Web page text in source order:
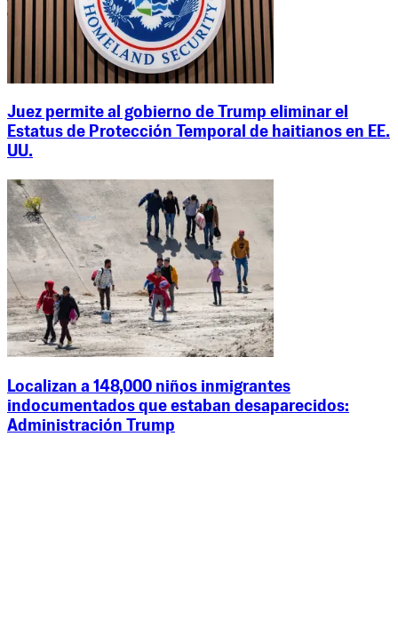
Juez permite al gobierno de Trump eliminar el
Estatus de Protección Temporal de haitianos en EE.
UU.
Localizan a 148,000 niños inmigrantes
indocumentados que estaban desaparecidos:
Administración Trump